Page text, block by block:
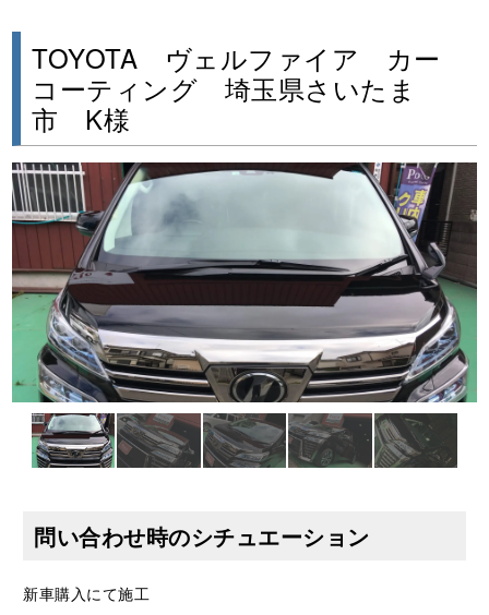
TOYOTA ヴェルファイア カー
コーティング 埼玉県さいたま
市 K様
問い合わせ時のシチュエーション
新車購入にて施工